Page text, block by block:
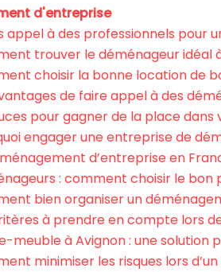
d'entreprise
appel à des professionnels pour
trouver le déménageur idéal
choisir la bonne location de
de faire appel à des
pour gagner de la place dans
engager une entreprise de
d’entreprise en
: comment choisir le bon
bien organiser un
à prendre en compte lors
meuble à Avignon : une solution
minimiser les risques lors